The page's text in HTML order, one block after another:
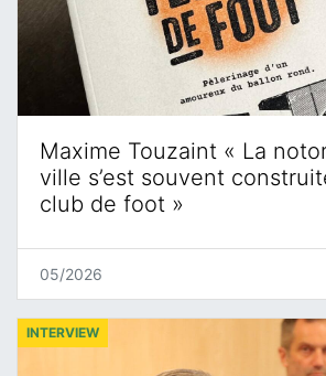
Maxime Touzaint « La
ville s’est souvent
club de foot »
05/2026
INTERVIEW